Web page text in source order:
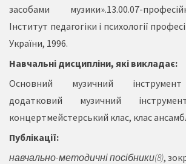
засобами музики».13.00.07-
Інститут педагогіки і психології
України, 1996.
Навчальні дисципліни, які викладає:
Основний музичний
додатковий музичний
концертмейстерський клас, клас
Публікації:
навчально-методичні посібники(8),